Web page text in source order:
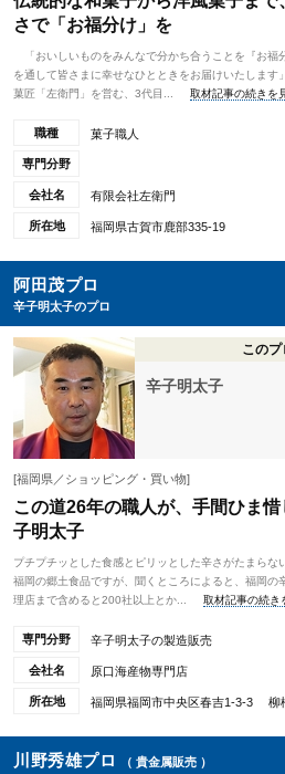
さで「お福分け」を
「おいしいものをみんなで分かち合うことを『お福
を通して皆さまに幸せなひとときをお届けいたしま
菓匠「左衛門」を営む、3代目...
取材記事の続きを
職種 菓子職人
専門分野
会社名 有限会社左衛門
所在地 福岡県古賀市鹿部335-19
阿田茂プロ
辛子明太子のプロ
この
辛子明太子
[福岡県／ショッピング・買い物]
この道26年の職人が、手間ひま
子明太子
プチプチッとした食感とピリッとした辛さがたまらな
福岡の郷土食品ですが、聞くところによると、福岡の
理店まで含めると200社以上とか...
取材記事の続
専門分野 辛子明太子の製造販売
会社名 原口海産物専門店
所在地 福岡県福岡市中央区春吉1-3-3 柳
川野秀雄プロ
（ 貴金属販売 ）